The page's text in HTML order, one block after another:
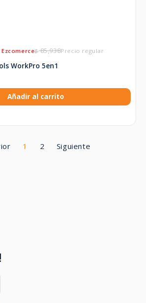
₡85,938
WorkPro 5en1
Añadir al carrito
1 2 Siguiente